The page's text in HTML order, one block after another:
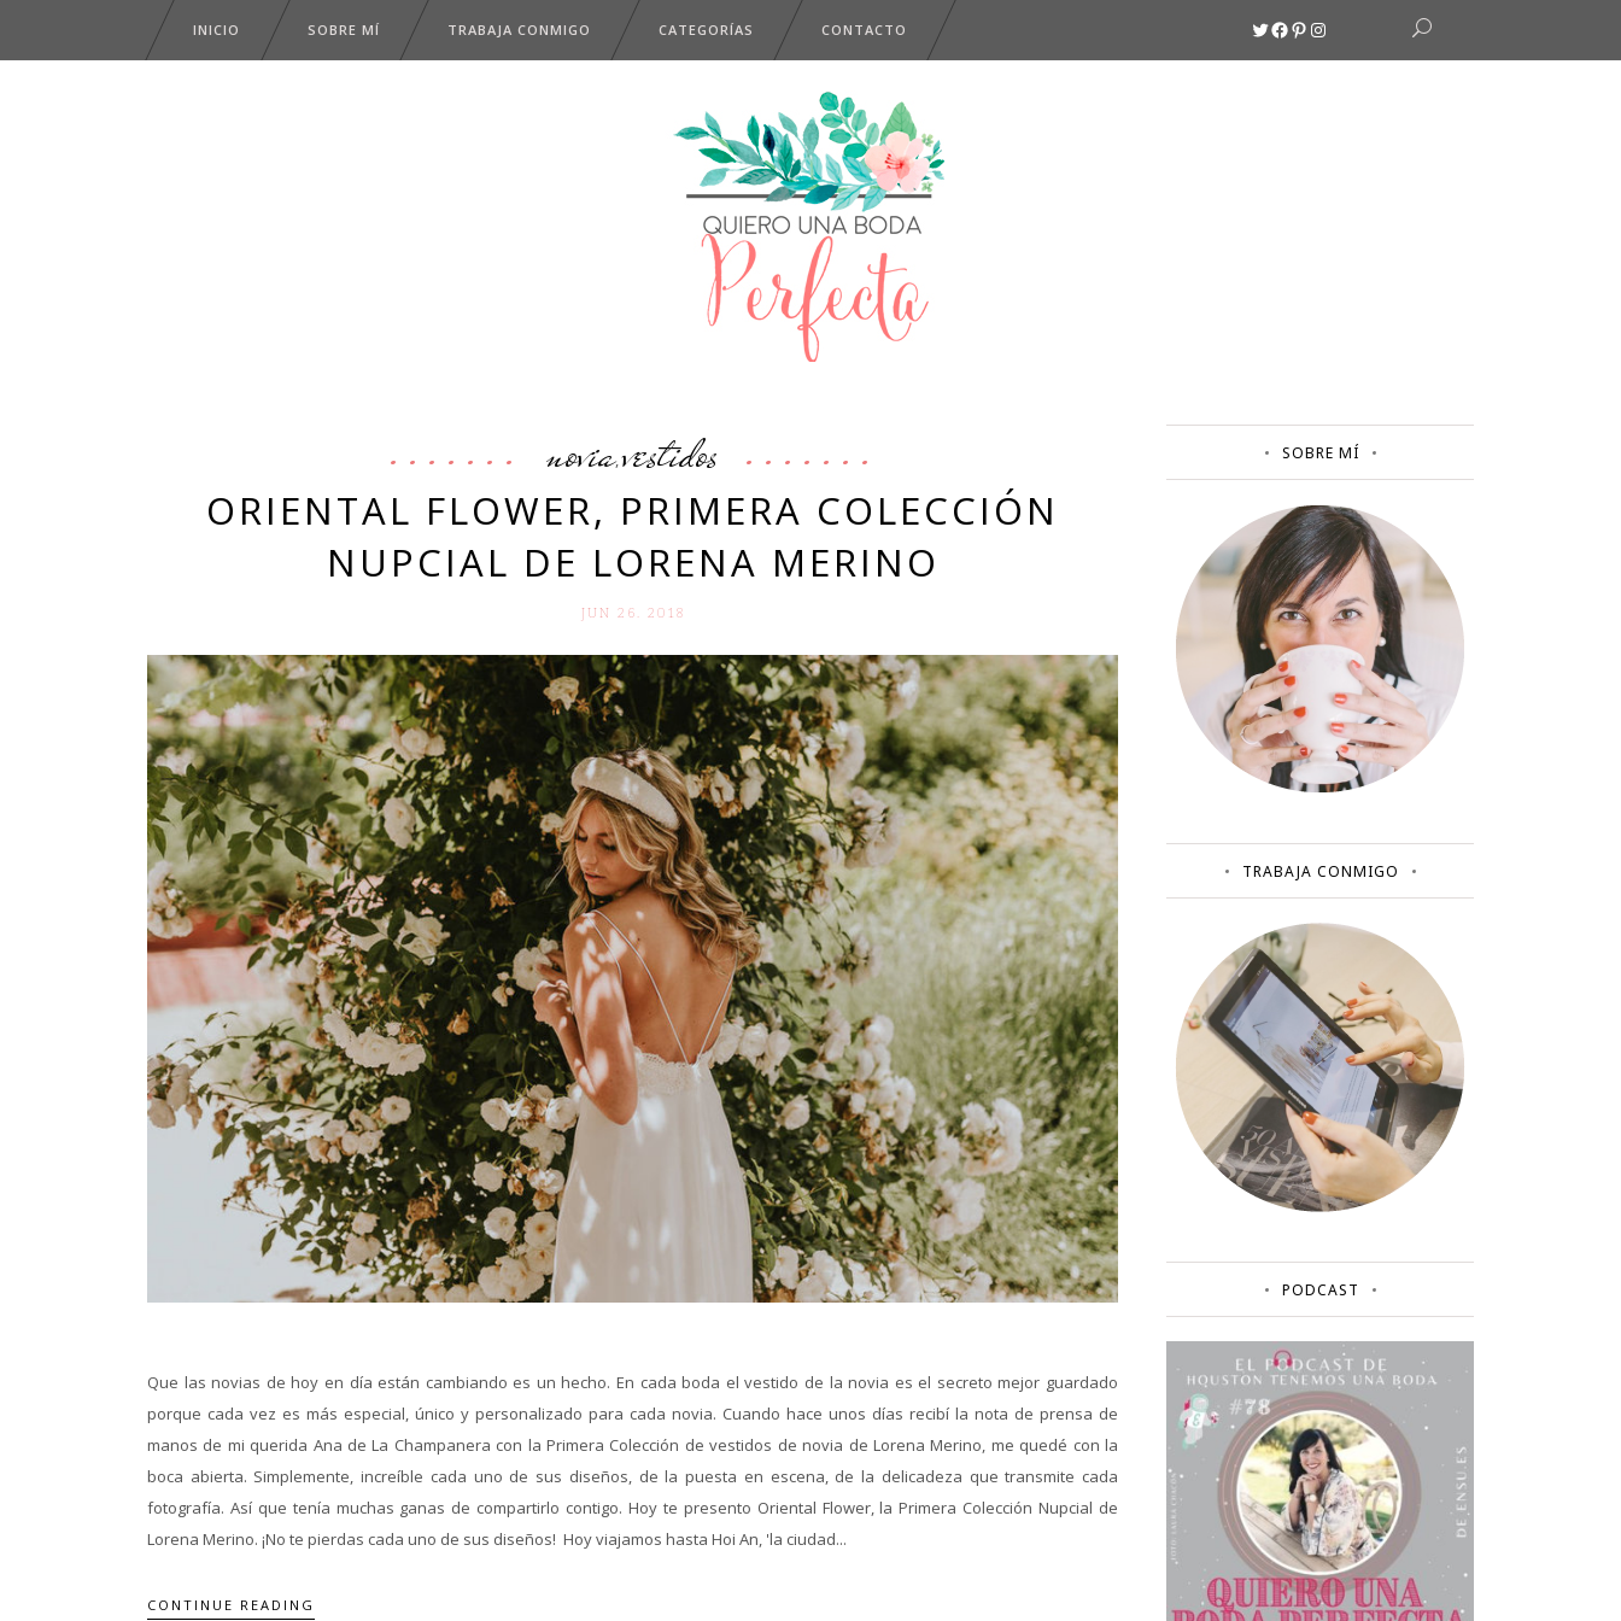
INICIO SOBRE MÍ TRABAJA CONMIGO CATEGORÍAS CONTACTO Twitter
Facebook
Pinterest
Instagram
novia,vestidos
ORIENTAL FLOWER, PRIMERA COLECCIÓN
NUPCIAL DE LORENA MERINO
JUN 26. 2018
Que las novias de hoy en día están cambiando es un hecho. En cada boda el vestido de la novia es el secreto mejor guardado
porque cada vez es más especial, único y personalizado para cada novia. Cuando hace unos días recibí la nota de prensa de
manos de mi querida Ana de La Champanera con la Primera Colección de vestidos de novia de Lorena Merino, me quedé con la
boca abierta. Simplemente, increíble cada uno de sus diseños, de la puesta en escena, de la delicadeza que transmite cada
fotografía. Así que tenía muchas ganas de compartirlo contigo. Hoy te presento Oriental Flower, la Primera Colección Nupcial de
Lorena Merino. ¡No te pierdas cada uno de sus diseños! Hoy viajamos hasta Hoi An, 'la ciudad...
CONTINUE READING
SOBRE MÍ
TRABAJA CONMIGO
PODCAST